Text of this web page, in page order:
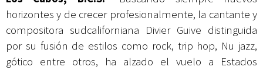
horizontes y de crecer profesionalmente, la cantante y
compositora sudcaliforniana Divier Guive distinguida
por su fusión de estilos como rock, trip hop, Nu jazz,
gótico entre otros, ha alzado el vuelo a Estados